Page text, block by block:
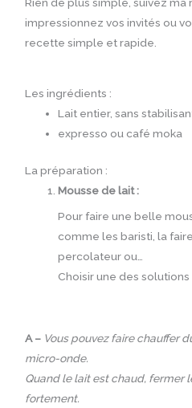
impressionnez vos invités ou
recette simple et rapide.
Les ingrédients :
Lait entier, sans
expresso ou café moka
La préparation :
Mousse de lait :
Pour faire une belle
comme les baristi, la
percolateur ou…
Choisir une des solutions
A – Vous pouvez faire chauffer
micro-onde.
Quand le lait est chaud, fermer
fortement.